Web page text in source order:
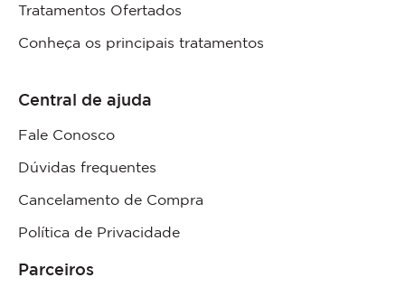
Tratamentos Ofertados
Conheça os principais tratamentos
Central de ajuda
Fale Conosco
Dúvidas frequentes
Cancelamento de Compra
Política de Privacidade
Parceiros